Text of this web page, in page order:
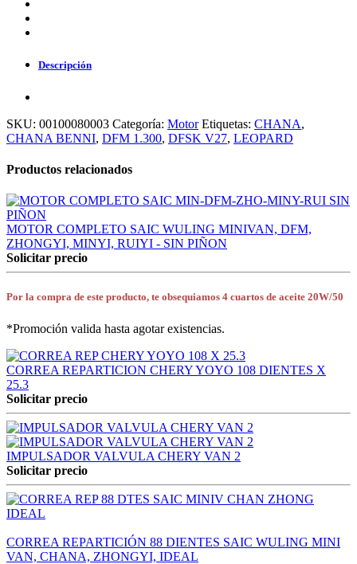
Descripción
SKU: 00100080003 Categoría: Motor Etiquetas: CHANA,
CHANA BENNI, DFM 1.300, DFSK V27, LEOPARD
Productos relacionados
MOTOR COMPLETO SAIC WULING MINIVAN, DFM,
ZHONGYI, MINYI, RUIYI - SIN PIÑON
Solicitar precio
Por la compra de este producto, te obsequiamos 4 cuartos de aceite 20W/50
*Promoción valida hasta agotar existencias.
CORREA REPARTICION CHERY YOYO 108 DIENTES X
25.3
Solicitar precio
IMPULSADOR VALVULA CHERY VAN 2
Solicitar precio
CORREA REPARTICIÓN 88 DIENTES SAIC WULING MINI
VAN, CHANA, ZHONGYI, IDEAL